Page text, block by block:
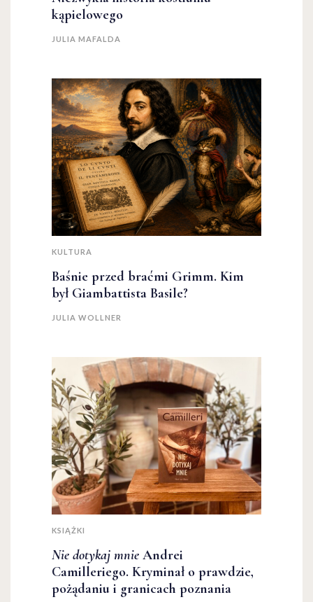
kąpielowego
JULIA MAFALDA
KULTURA
Baśnie przed braćmi Grimm. Kim
był Giambattista Basile?
JULIA WOLLNER
KSIĄŻKI
Nie dotykaj mnie Andrei
Camilleriego. Kryminał o prawdzie,
pożądaniu i granicach poznania